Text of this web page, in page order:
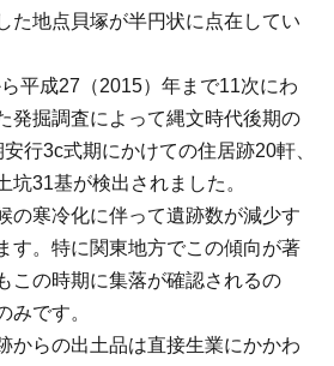
た地点貝塚が半円状に点在してい
平成27（2015）年まで11次にわ
発掘調査によって縄文時代後期の
行3c式期にかけての住居跡20軒、
坑31基が検出されました。
の寒冷化に伴って遺跡数が減少す
す。特に関東地方でこの傾向が著
この時期に集落が確認されるの
みです。
からの出土品は直接生業にかかわ